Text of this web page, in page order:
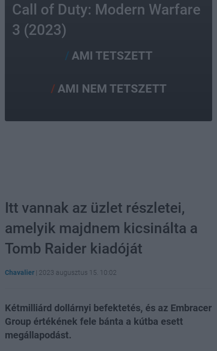
Call of Duty: Modern Warfare
3 (2023)
AMI TETSZETT
AMI NEM TETSZETT
Itt vannak az üzlet részletei,
amelyik majdnem kicsinálta a
Tomb Raider kiadóját
Chavalier | 2023 augusztus 15. 10:02
Kétmilliárd dollárnyi befektetés, és az Embracer
Group értékének fele bánta a kútba esett
megállapodást.